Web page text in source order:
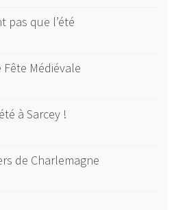
pas que l’été
Fête Médiévale
à Sarcey !
de Charlemagne